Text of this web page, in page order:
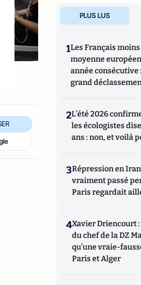
PLUS LUS
1Les Français
moyenne
année consécutive
grand
2L’été 2026
les écologistes
ans : non, et voilà
3Répression en
vraiment passé
Paris regardait
4Xavier Driencourt
du chef de la DZ
qu’une vraie-
Paris et Alger